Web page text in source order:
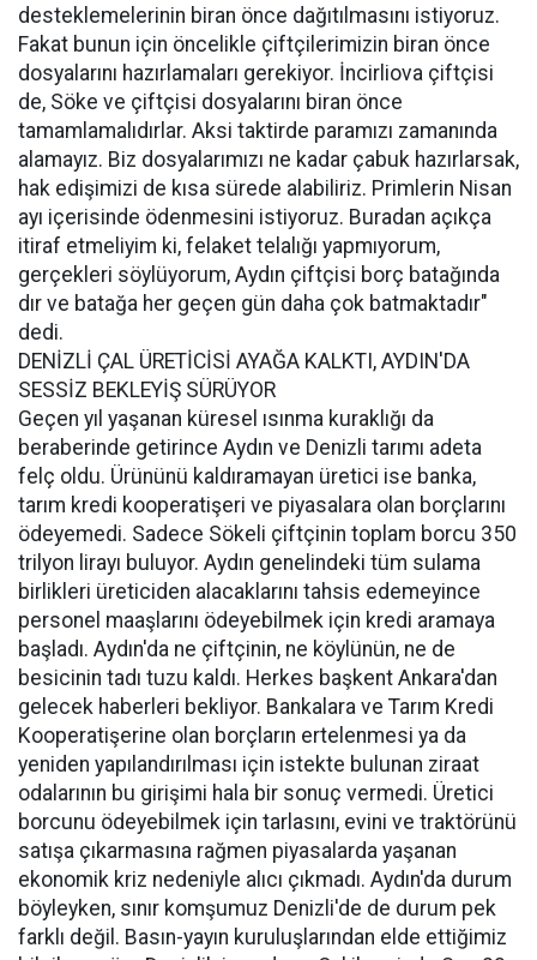
desteklemelerinin biran önce dağıtılmasını istiyoruz.
Fakat bunun için öncelikle çiftçilerimizin biran önce
dosyalarını hazırlamaları gerekiyor. İncirliova çiftçisi
de, Söke ve çiftçisi dosyalarını biran önce
tamamlamalıdırlar. Aksi taktirde paramızı zamanında
alamayız. Biz dosyalarımızı ne kadar çabuk hazırlarsak,
hak edişimizi de kısa sürede alabiliriz. Primlerin Nisan
ayı içerisinde ödenmesini istiyoruz. Buradan açıkça
itiraf etmeliyim ki, felaket telalığı yapmıyorum,
gerçekleri söylüyorum, Aydın çiftçisi borç batağında
dır ve batağa her geçen gün daha çok batmaktadır"
dedi.
DENİZLİ ÇAL ÜRETİCİSİ AYAĞA KALKTI, AYDIN'DA
SESSİZ BEKLEYİŞ SÜRÜYOR
Geçen yıl yaşanan küresel ısınma kuraklığı da
beraberinde getirince Aydın ve Denizli tarımı adeta
felç oldu. Ürününü kaldıramayan üretici ise banka,
tarım kredi kooperatişeri ve piyasalara olan borçlarını
ödeyemedi. Sadece Sökeli çiftçinin toplam borcu 350
trilyon lirayı buluyor. Aydın genelindeki tüm sulama
birlikleri üreticiden alacaklarını tahsis edemeyince
personel maaşlarını ödeyebilmek için kredi aramaya
başladı. Aydın'da ne çiftçinin, ne köylünün, ne de
besicinin tadı tuzu kaldı. Herkes başkent Ankara'dan
gelecek haberleri bekliyor. Bankalara ve Tarım Kredi
Kooperatişerine olan borçların ertelenmesi ya da
yeniden yapılandırılması için istekte bulunan ziraat
odalarının bu girişimi hala bir sonuç vermedi. Üretici
borcunu ödeyebilmek için tarlasını, evini ve traktörünü
satışa çıkarmasına rağmen piyasalarda yaşanan
ekonomik kriz nedeniyle alıcı çıkmadı. Aydın'da durum
böyleyken, sınır komşumuz Denizli'de de durum pek
farklı değil. Basın-yayın kuruluşlarından elde ettiğimiz